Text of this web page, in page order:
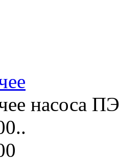
насоса